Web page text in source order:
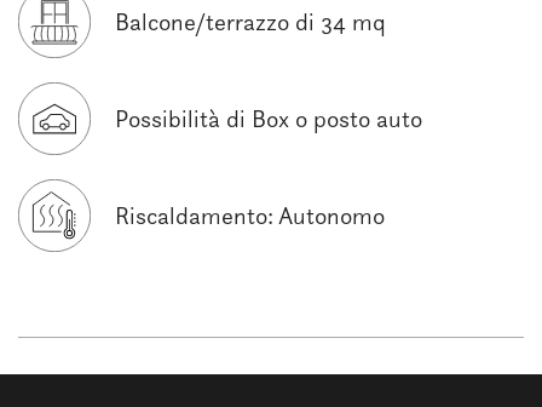
Balcone/terrazzo di 34 mq
Possibilità di Box o posto auto
Riscaldamento: Autonomo